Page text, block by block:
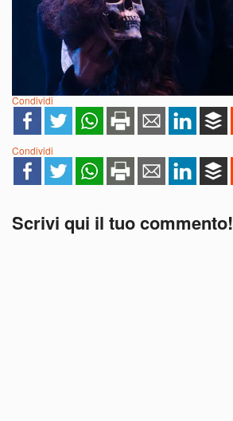
Condividi
Condividi
Scrivi qui il tuo commento!